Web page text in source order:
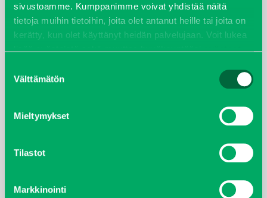
sivustoamme. Kumppanimme voivat yhdistää näitä
tietoja muihin tietoihin, joita olet antanut heille tai joita on
kerätty, kun olet käyttänyt heidän palvelujaan. Voit lukea
lisää evästeistä sekä muuttaa hyväksyntääsievästeet
valinta
Välttämätön
Mieltymykset
Tilastot
Markkinointi
huhtikuu 2022
helmikuu 2022
tammikuu 2021
helmikuu 2020